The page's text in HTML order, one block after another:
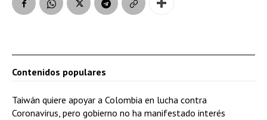
Contenidos populares
Taiwán quiere apoyar a Colombia en lucha contra
Coronavirus, pero gobierno no ha manifestado interés